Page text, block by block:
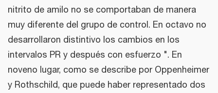
nitrito de amilo no se comportaban de manera
muy diferente del grupo de control. En octavo no
desarrollaron distintivo los cambios en los
intervalos PR y después con esfuerzo ". En
noveno lugar, como se describe por Oppenheimer
y Rothschild, que puede haber representado dos